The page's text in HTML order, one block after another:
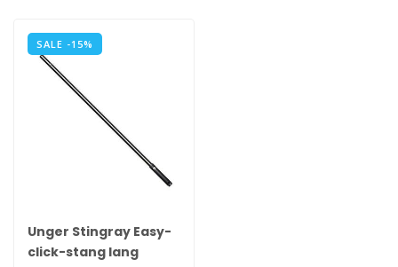
SALE -15%
Unger Stingray Easy-
click-stang lang